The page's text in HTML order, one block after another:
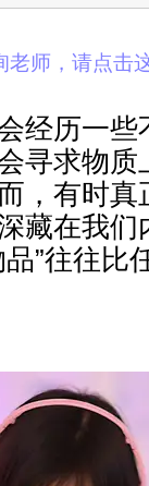
老师，请点击
经历一些
寻求物
，有时真
藏在我
”往往比